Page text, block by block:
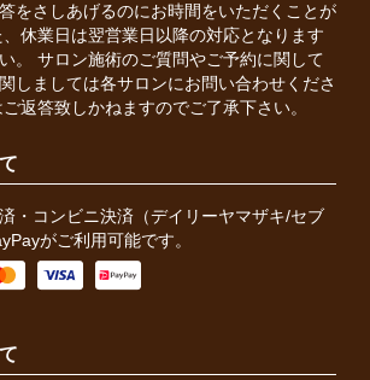
をさしあげるのにお時間をいただくことが
休業日は翌営業日以降の対応となります
。 サロン施術のご質問やご予約に関して
しましては各サロンにお問い合わせくださ
返答致しかねますのでご了承下さい。
・コンビニ決済（デイリーヤマザキ/セブ
がご利用可能です。